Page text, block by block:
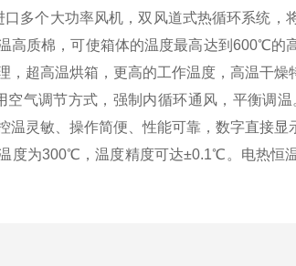
多个大功率风机，双风道式热循环系统
高质棉，可使箱体的温度最高达到600℃的
，超高温烘箱，更高的工作温度，高温干燥
空气调节方式，强制内循环通风，平衡调
温灵敏、操作简便、性能可靠，数字直接
度为300℃，温度精度可达±0.1℃。电热恒